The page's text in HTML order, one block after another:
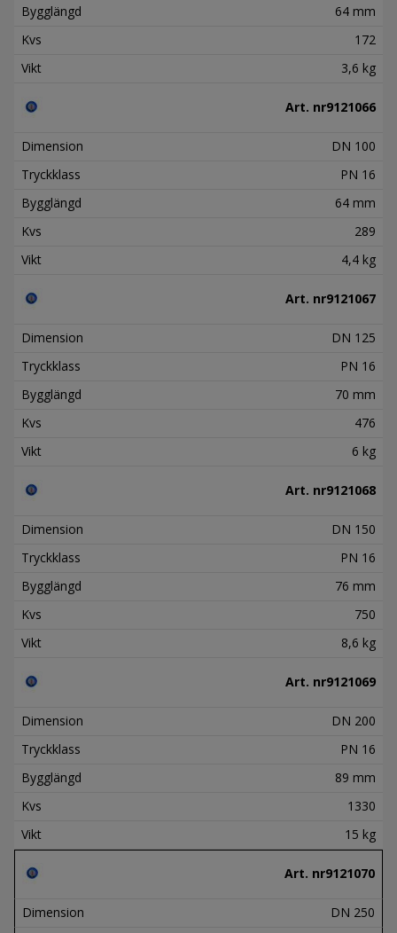
Bygglängd
64 mm
Kvs
172
Vikt
3,6 kg
Art. nr9121066
Dimension
DN 100
Tryckklass
PN 16
Bygglängd
64 mm
Kvs
289
Vikt
4,4 kg
Art. nr9121067
Dimension
DN 125
Tryckklass
PN 16
Bygglängd
70 mm
Kvs
476
Vikt
6 kg
Art. nr9121068
Dimension
DN 150
Tryckklass
PN 16
Bygglängd
76 mm
Kvs
750
Vikt
8,6 kg
Art. nr9121069
Dimension
DN 200
Tryckklass
PN 16
Bygglängd
89 mm
Kvs
1330
Vikt
15 kg
Art. nr9121070
Dimension
DN 250